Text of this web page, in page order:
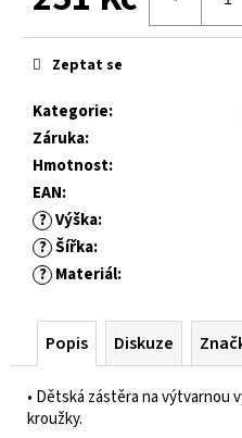
Měrná
Kategorie:
Záruka:
Hmotnost:
EAN:
? Výška:
? Šířka:
? Materiál:
Zeptat se
Popis Diskuze
• Dětská zástěra na výtvarnou
kroužky.
o
p
o
u
u
m
e
JOMA
HORIZON
JUNIOR
2604
ROYAL